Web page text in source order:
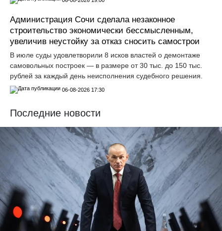
Администрация Сочи сделала незаконное
строительство экономически бессмысленным,
увеличив неустойку за отказ сносить самострои
В июле суды удовлетворили 8 исков властей о демонтаже
самовольных построек — в размере от 30 тыс. до 150 тыс.
рублей за каждый день неисполнения судебного решения.
06-08-2026 17:30
Последние новости